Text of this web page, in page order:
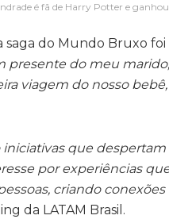
é fã de Harry Potter e
saga do Mundo Bruxo
presente do meu
viagem do nosso
iniciativas que
por experiências
criando
da LATAM Brasil.